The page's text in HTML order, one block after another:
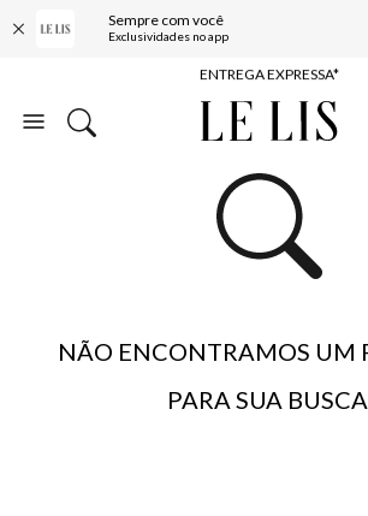
Sempre com você
Exclusividades no app
COMPRE ONLINE E RETIRE EM
ENTREGA EXPRESSA*
FRETE GRÁTIS*
10% OFF NA PRIMEIRA COMPRA*
NÃO ENCONTRAMOS UM
PARA SUA